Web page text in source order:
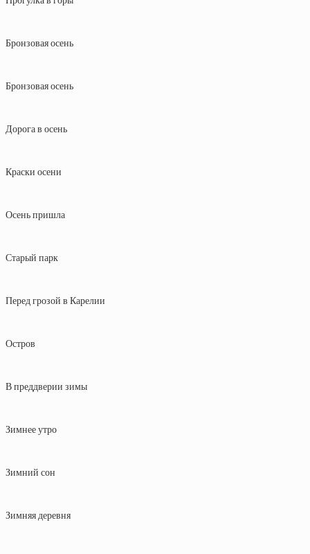
Бронзовая осень
Бронзовая осень
Дорога в осень
Краски осени
Осень пришла
Старый парк
Перед грозой в Карелии
Остров
В преддверии зимы
Зимнее утро
Зимний сон
Зимняя деревня